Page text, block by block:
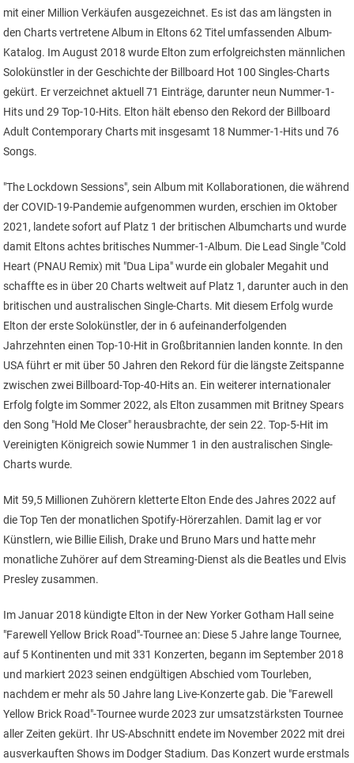
mit einer Million Verkäufen ausgezeichnet. Es ist das am längsten in
den Charts vertretene Album in Eltons 62 Titel umfassenden Album-
Katalog. Im August 2018 wurde Elton zum erfolgreichsten männlichen
Solokünstler in der Geschichte der Billboard Hot 100 Singles-Charts
gekürt. Er verzeichnet aktuell 71 Einträge, darunter neun Nummer-1-
Hits und 29 Top-10-Hits. Elton hält ebenso den Rekord der Billboard
Adult Contemporary Charts mit insgesamt 18 Nummer-1-Hits und 76
Songs.
"The Lockdown Sessions", sein Album mit Kollaborationen, die während
der COVID-19-Pandemie aufgenommen wurden, erschien im Oktober
2021, landete sofort auf Platz 1 der britischen Albumcharts und wurde
damit Eltons achtes britisches Nummer-1-Album. Die Lead Single "Cold
Heart (PNAU Remix) mit "Dua Lipa" wurde ein globaler Megahit und
schaffte es in über 20 Charts weltweit auf Platz 1, darunter auch in den
britischen und australischen Single-Charts. Mit diesem Erfolg wurde
Elton der erste Solokünstler, der in 6 aufeinanderfolgenden
Jahrzehnten einen Top-10-Hit in Großbritannien landen konnte. In den
USA führt er mit über 50 Jahren den Rekord für die längste Zeitspanne
zwischen zwei Billboard-Top-40-Hits an. Ein weiterer internationaler
Erfolg folgte im Sommer 2022, als Elton zusammen mit Britney Spears
den Song "Hold Me Closer" herausbrachte, der sein 22. Top-5-Hit im
Vereinigten Königreich sowie Nummer 1 in den australischen Single-
Charts wurde.
Mit 59,5 Millionen Zuhörern kletterte Elton Ende des Jahres 2022 auf
die Top Ten der monatlichen Spotify-Hörerzahlen. Damit lag er vor
Künstlern, wie Billie Eilish, Drake und Bruno Mars und hatte mehr
monatliche Zuhörer auf dem Streaming-Dienst als die Beatles und Elvis
Presley zusammen.
Im Januar 2018 kündigte Elton in der New Yorker Gotham Hall seine
"Farewell Yellow Brick Road"-Tournee an: Diese 5 Jahre lange Tournee,
auf 5 Kontinenten und mit 331 Konzerten, begann im September 2018
und markiert 2023 seinen endgültigen Abschied vom Tourleben,
nachdem er mehr als 50 Jahre lang Live-Konzerte gab. Die "Farewell
Yellow Brick Road"-Tournee wurde 2023 zur umsatzstärksten Tournee
aller Zeiten gekürt. Ihr US-Abschnitt endete im November 2022 mit drei
ausverkauften Shows im Dodger Stadium. Das Konzert wurde erstmals